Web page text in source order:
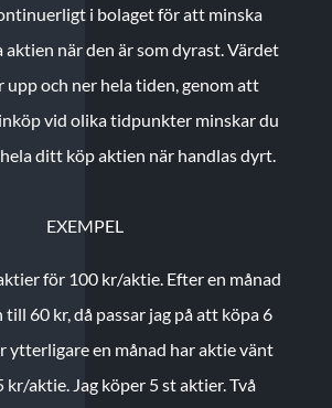
i bolaget för att minska
aktien när den är som dyrast. Värdet
upp och ner hela tiden, genom att
vid olika tidpunkter minskar du
ditt köp aktien när handlas dyrt.
EXEMPEL
för 100 kr/aktie. Efter en månad
60 kr, då passar jag på att köpa 6
ytterligare en månad har aktie vänt
kr/aktie. Jag köper 5 st aktier.Två